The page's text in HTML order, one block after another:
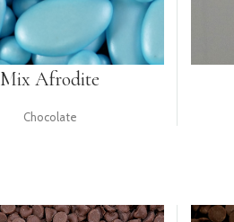
Mix Afrodite
Chocolate